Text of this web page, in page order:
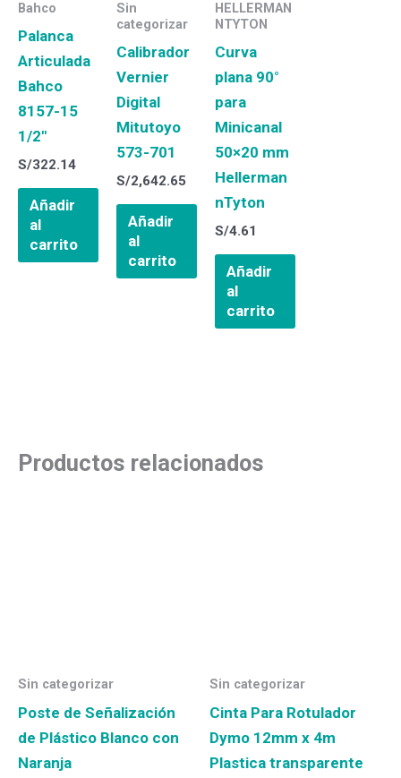
Bahco
Palanca
Articulada
Bahco
8157-15
1/2″
S/322.14
Añadir
al
carrito
Sin
categorizar
Calibrador
Vernier
Digital
Mitutoyo
573-701
S/2,642.65
Añadir
al
carrito
HELLERMAN
NTYTON
Curva
plana 90°
para
Minicanal
50×20 mm
Hellerman
nTyton
S/4.61
Añadir
al
carrito
Productos relacionados
Sin categorizar
Poste de Señalización
de Plástico Blanco con
Naranja
Sin categorizar
Cinta Para Rotulador
Dymo 12mm x 4m
Plastica transparente